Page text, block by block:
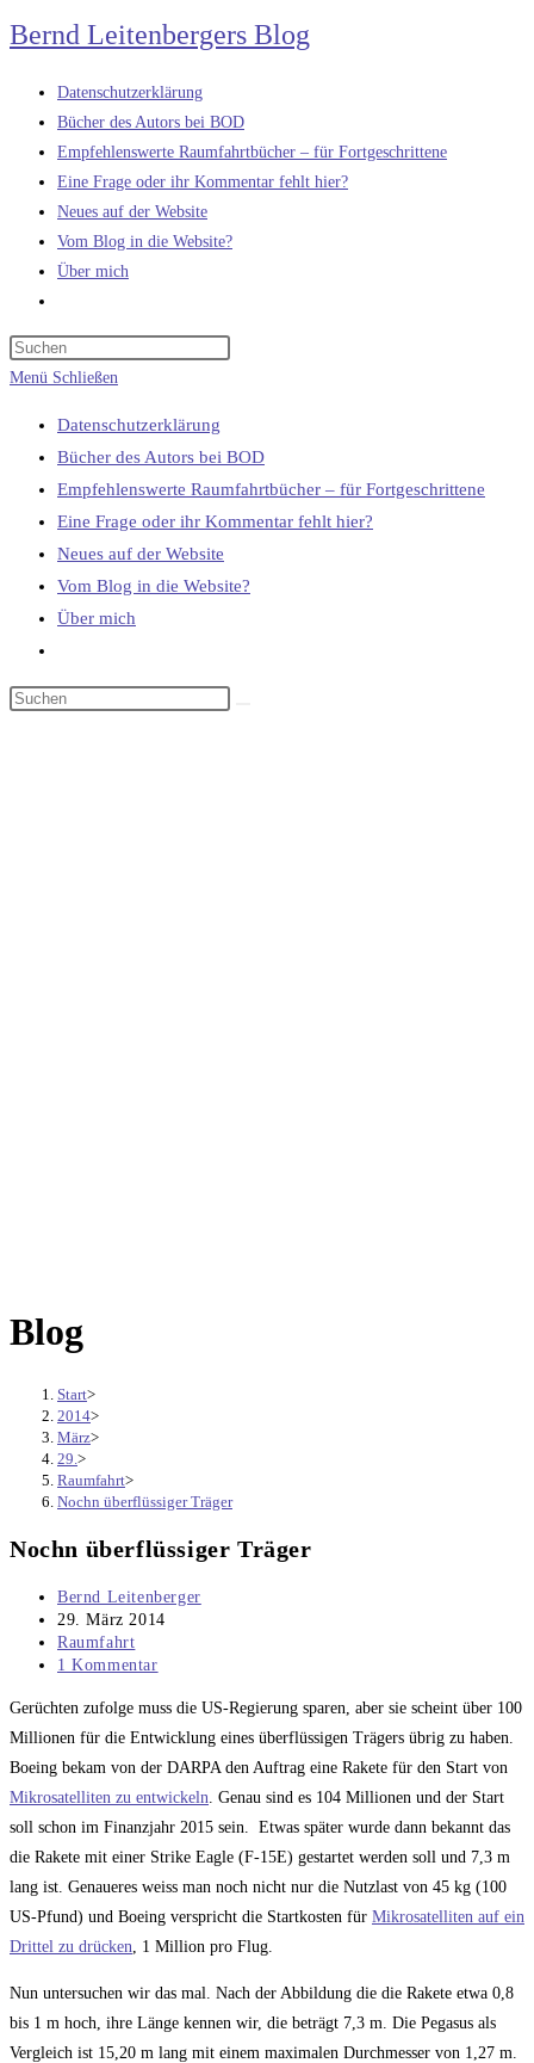
Zum
Inhalt
springen
Bernd Leitenbergers Blog
Datenschutzerklärung
Bücher des Autors bei BOD
Empfehlenswerte Raumfahrtbücher – für Fortgeschrittene
Eine Frage oder ihr Kommentar fehlt hier?
Neues auf der Website
Vom Blog in die Website?
Über mich
umschalten
Menü Schließen
Datenschutzerklärung
Bücher des Autors bei BOD
Empfehlenswerte Raumfahrtbücher – für Fortgeschrittene
Eine Frage oder ihr Kommentar fehlt hier?
Neues auf der Website
Vom Blog in die Website?
Über mich
umschalten
Blog
Start>
2014>
März>
29. >
Raumfahrt>
Nochn überflüssiger Träger
Nochn überflüssiger Träger
Beitrags-
Autor:
Bernd Leitenberger
Beitrag
veröffentlicht:
29. März 2014
Beitrags-
Kategorie:
Raumfahrt
Beitrags-
1 Kommentar
Gerüchten zufolge muss die US-Regierung sparen, aber sie scheint über 100
Millionen für die Entwicklung eines überflüssigen Trägers übrig zu haben.
Boeing bekam von der DARPA den Auftrag eine Rakete für den Start von
Mikrosatelliten zu entwickeln . Genau sind es 104 Millionen und der Start
soll schon im Finanzjahr 2015 sein. Etwas später wurde dann bekannt das
die Rakete mit einer Strike Eagle (F-15E) gestartet werden soll und 7,3 m
lang ist. Genaueres weiss man noch nicht nur die Nutzlast von 45 kg (100
US-Pfund) und Boeing verspricht die Startkosten für Mikrosatelliten auf ein
Drittel zu drücken , 1 Million pro Flug.
Nun untersuchen wir das mal. Nach der Abbildung die die Rakete etwa 0,8
bis 1 m hoch, ihre Länge kennen wir, die beträgt 7,3 m. Die Pegasus als
Vergleich ist 15,20 m lang mit einem maximalen Durchmesser von 1,27 m.